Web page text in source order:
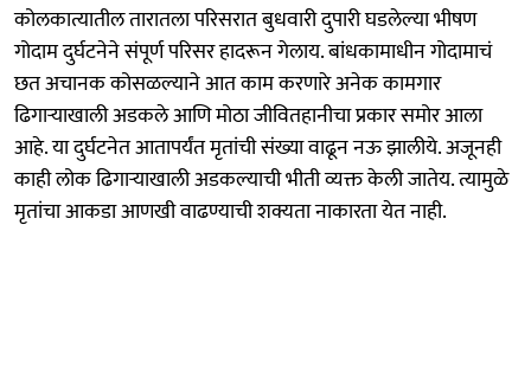
कोलकात्यातील तारातला परिसरात बुधवारी दुपारी घडलेल्या भीषण
गोदाम दुर्घटनेने संपूर्ण परिसर हादरून गेलाय. बांधकामाधीन गोदामाचं
छत अचानक कोसळल्याने आत काम करणारे अनेक कामगार
ढिगाऱ्याखाली अडकले आणि मोठा जीवितहानीचा प्रकार समोर आला
आहे. या दुर्घटनेत आतापर्यंत मृतांची संख्या वाढून नऊ झालीये. अजूनही
काही लोक ढिगाऱ्याखाली अडकल्याची भीती व्यक्त केली जातेय. त्यामुळे
मृतांचा आकडा आणखी वाढण्याची शक्यता नाकारता येत नाही.